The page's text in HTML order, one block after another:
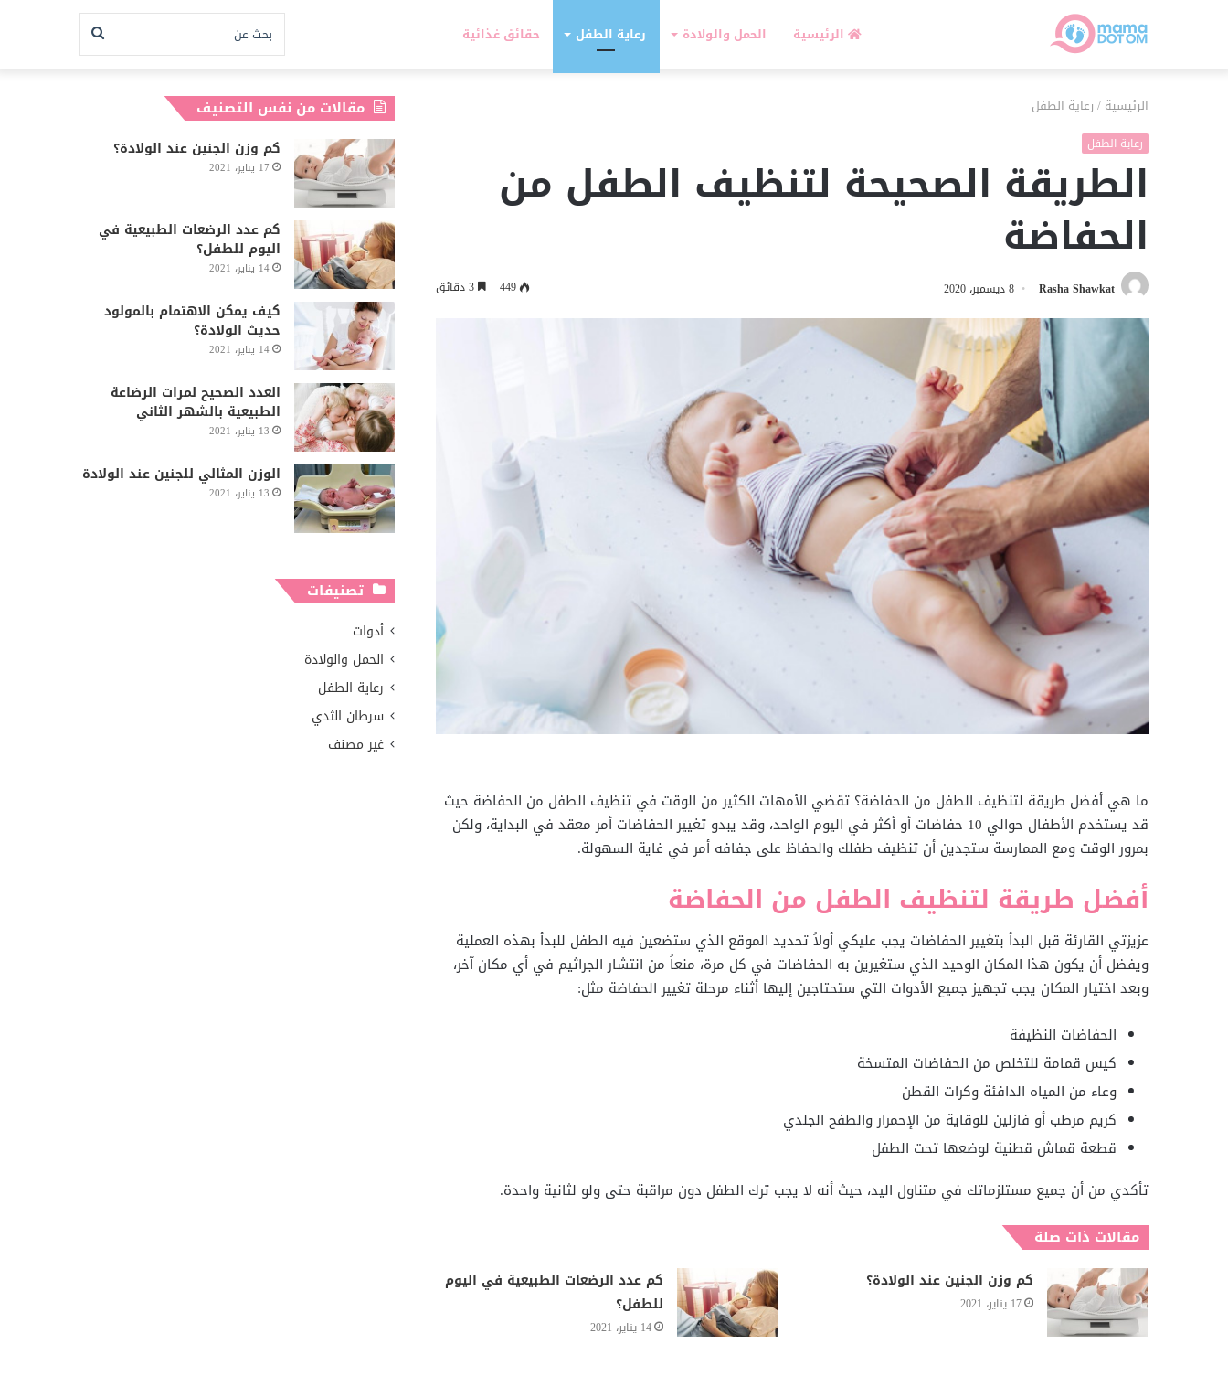
الرئيسية الحمل والولادة رعاية الطفل حقائق غذائية بحث
الرئيسية / رعاية الطفل
رعاية الطفل
الطريقة الصحيحة لتنظيف الطفل من
الحفاضة
Rasha Shawkat 8 ديسمبر، 2020 449
ما هي أفضل طريقة لتنظيف الطفل من الحفاضة؟ تقضي الأمهات الكثير من الوقت في تنظيف الطفل من الحفاضة حيث
قد يستخدم الأطفال حوالي 10 حفاضات أو أكثر في اليوم الواحد، وقد يبدو تغيير الحفاضات أمر معقد في البداية، ولكن
بمرور الوقت ومع الممارسة ستجدين أن تنظيف طفلك والحفاظ على جفافه أمر في غاية السهولة.
أفضل طريقة لتنظيف الطفل من الحفاضة
عزيزتي القارئة قبل البدأ بتغيير الحفاضات يجب عليكي أولاً تحديد الموقع الذي ستضعين فيه الطفل للبدأ بهذه العملية
ويفضل أن يكون هذا المكان الوحيد الذي ستغيرين به الحفاضات في كل مرة، منعاً من انتشار الجراثيم في أي مكان آخر،
وبعد اختيار المكان يجب تجهيز جميع الأدوات التي ستحتاجين إليها أثناء مرحلة تغيير الحفاضة مثل:
الحفاضات النظيفة
كيس قمامة للتخلص من الحفاضات المتسخة
وعاء من المياه الدافئة وكرات القطن
كريم مرطب أو فازلين للوقاية من الإحمرار والطفح الجلدي
قطعة قماش قطنية لوضعها تحت الطفل
تأكدي من أن جميع مستلزماتك في متناول اليد، حيث أنه لا يجب ترك الطفل دون مراقبة حتى ولو لثانية واحدة.
مقالات ذات صلة
كم وزن الجنين عند الولادة؟
17 يناير، 2021
كم عدد الرضعات الطبيعية في اليوم
للطفل؟
14 يناير، 2021
مقالات من نفس التصنيف
كم وزن الجنين عند الولادة؟
17 يناير، 2021
كم عدد الرضعات الطبيعية في
اليوم للطفل؟
14 يناير، 2021
كيف يمكن الاهتمام بالمولود
حديث الولادة؟
14 يناير، 2021
العدد الصحيح لمرات الرضاعة
الطبيعية بالشهر الثاني
13 يناير، 2021
الوزن المثالي للجنين عند الولادة
13 يناير، 2021
تصنيفات
أدوات
الحمل والولادة
رعاية الطفل
سرطان الثدي
غير مصنف